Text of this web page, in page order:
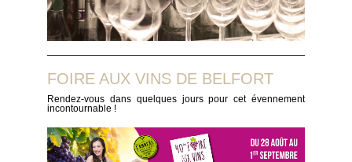
FOIRE AUX VINS DE BELFORT
Rendez-vous dans quelques jours pour cet évennement
incontournable !